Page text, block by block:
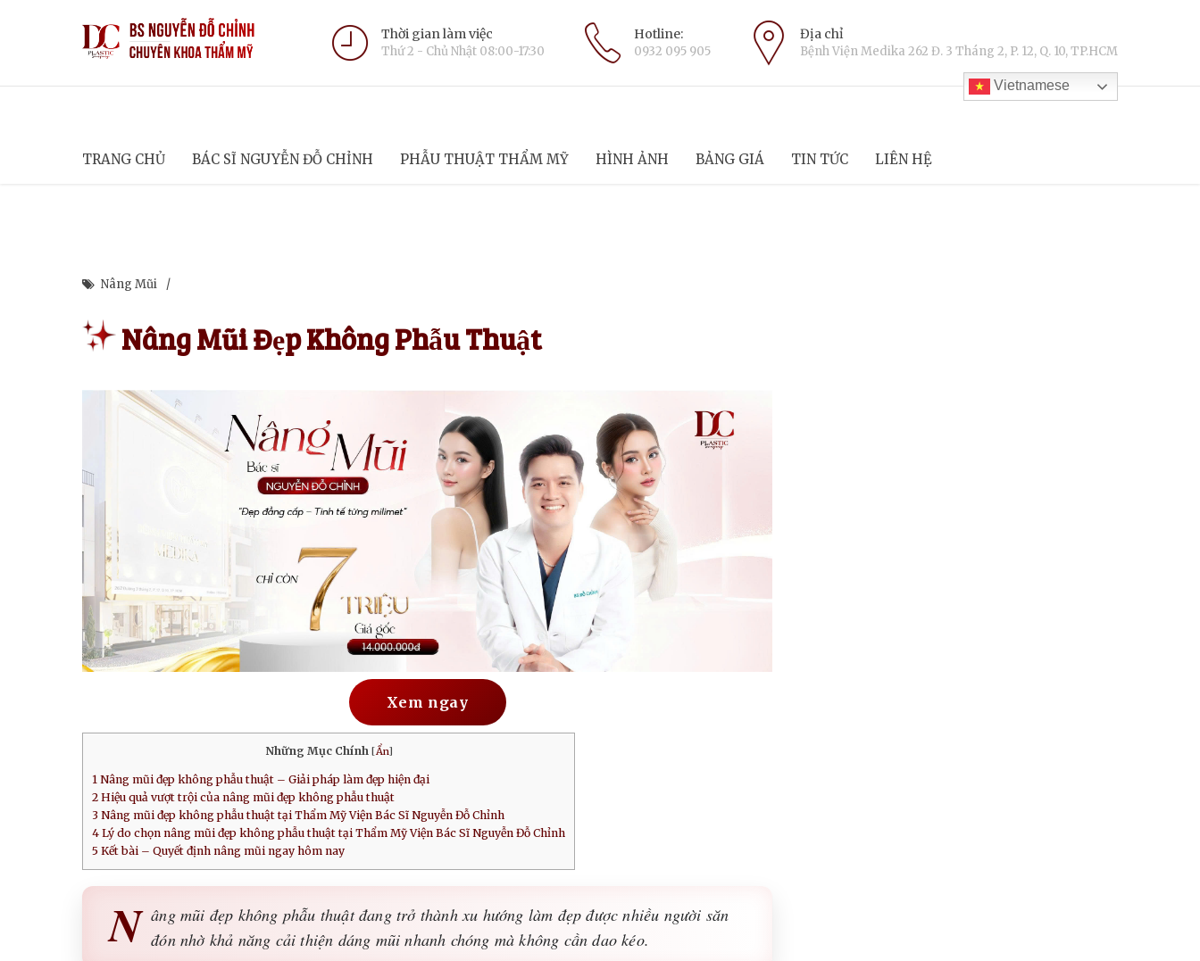
Thời gian làm việc
Thứ 2 - Chủ Nhật 08:00-17:30
Hotline:
0932 095 905
Địa chỉ
Bệnh Viện Medika 262 Đ. 3 Tháng 2, P. 12, Q. 10, TP.HCM
Vietnamese
TRANG CHỦ BÁC SĨ NGUYỄN ĐỖ CHỈNH PHẪU THUẬT THẨM MỸ HÌNH ẢNH BẢNG GIÁ TIN TỨC LIÊN HỆ
Nâng Mũi
Nâng Mũi Đẹp Không Phẫu Thuật
Xem ngay
Những Mục Chính [Ẩn]
1 Nâng mũi đẹp không phẫu thuật – Giải pháp làm đẹp hiện đại
2 Hiệu quả vượt trội của nâng mũi đẹp không phẫu thuật
3 Nâng mũi đẹp không phẫu thuật tại Thẩm Mỹ Viện Bác Sĩ Nguyễn Đỗ Chỉnh
4 Lý do chọn nâng mũi đẹp không phẫu thuật tại Thẩm Mỹ Viện Bác Sĩ Nguyễn Đỗ Chỉnh
5 Kết bài – Quyết định nâng mũi ngay hôm nay
N âng mũi đẹp không phẫu thuật đang trở thành xu hướng làm đẹp được nhiều người săn
đón nhờ khả năng cải thiện dáng mũi nhanh chóng mà không cần dao kéo.